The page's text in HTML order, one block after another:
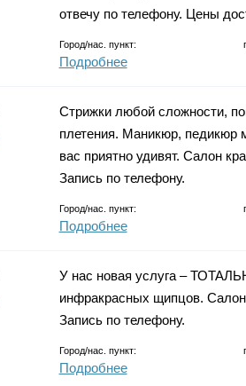
отвечу по телефону. Цены
Город/нас. пункт: г.
Подробнее
Стрижки любой сложности,
плетения. Маникюр, педикюр
вас приятно удивят. Салон
Запись по телефону.
Город/нас. пункт: г.
Подробнее
У нас новая услуга –
инфракрасных щипцов.
Запись по телефону.
Город/нас. пункт: г.
Подробнее